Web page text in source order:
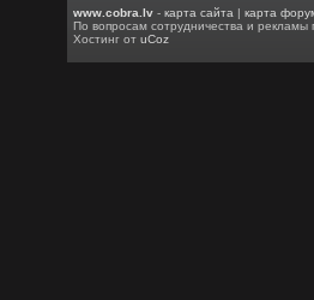
www.cobra.lv -карта сайта |карта
По вопросам сотрудничества и
Хостинг отuCoz